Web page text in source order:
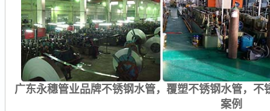
广东永穗管业品牌不锈钢水管，覆塑不锈钢水管，
案例